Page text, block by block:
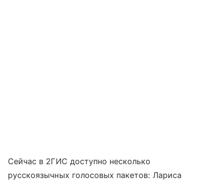
Сейчас в 2ГИС доступно несколько
русскоязычных голосовых пакетов: Лариса